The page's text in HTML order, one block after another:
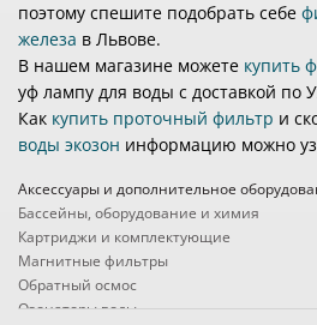
поэтому спешите подобрать себе
железа в Львове.
В нашем магазине можете купить
уф лампу для воды с доставкой по
Как купить проточный фильтр и
воды экозон информацию можно
Аксессуары и дополнительное
Бассейны, оборудование и химия
Картриджи и комплектующие
Магнитные фильтры
Обратный осмос
Озонаторы воды